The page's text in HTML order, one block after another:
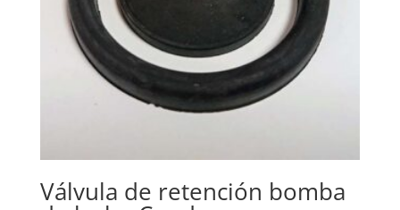
Válvula de retención bomba